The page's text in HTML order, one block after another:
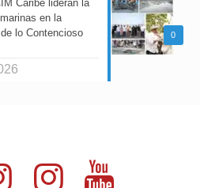
0
Caribe lideran la
en la
lo Contencioso